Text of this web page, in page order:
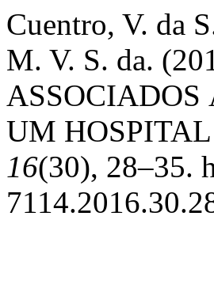
Cuentro, V. da
M. V. S. da.
UM
16(30), 28–35.